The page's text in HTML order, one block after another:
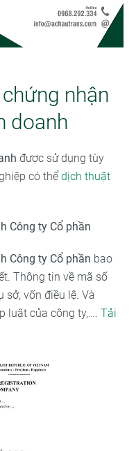
nhận
doanh
được sử dụng tùy
có thểdịch thuật
Công ty Cổ phần
Công ty Cổ phần bao
Thông tin về mã số
sở, vốn điều lệ. Và
luật của công ty,…. Tải